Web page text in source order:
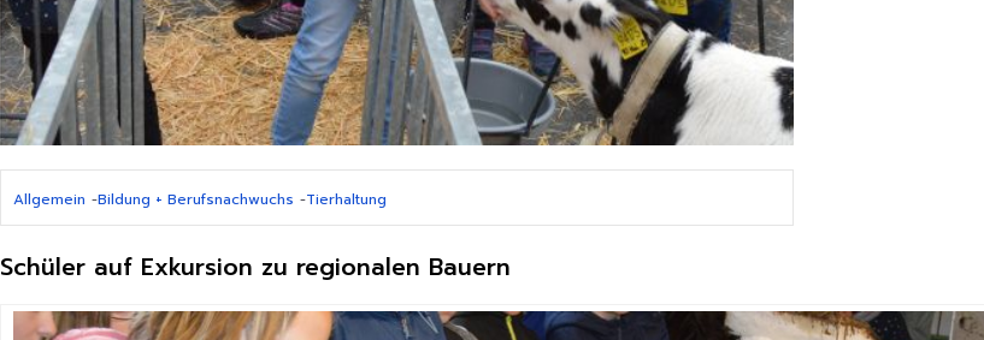
Allgemein -Bildung + Berufsnachwuchs -Tierhaltung
Schüler auf Exkursion zu regionalen Bauern